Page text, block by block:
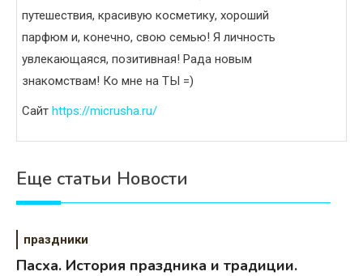
путешествия, красивую косметику, хороший
парфюм и, конечно, свою семью! Я личность
увлекающаяся, позитивная! Рада новым
знакомствам! Ко мне на ТЫ =)
Сайт https://micrusha.ru/
Еще статьи Новости
праздники
Пасха. История праздника и традиции.